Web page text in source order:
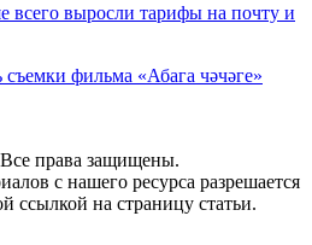
всего выросли тарифы на почту и
фильма «Абага чәчәге»
права защищены.
с нашего ресурса разрешается
ссылкой на страницу статьи.